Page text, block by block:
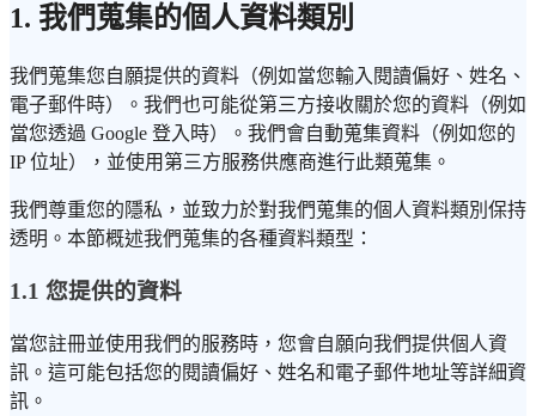
1. 我們蒐集的個人資料類別
我們蒐集您自願提供的資料（例如當您輸入閱讀偏好、姓名、
電子郵件時）。我們也可能從第三方接收關於您的資料（例如
當您透過 Google 登入時）。我們會自動蒐集資料（例如您的
IP 位址），並使用第三方服務供應商進行此類蒐集。
我們尊重您的隱私，並致力於對我們蒐集的個人資料類別保持
透明。本節概述我們蒐集的各種資料類型：
1.1 您提供的資料
當您註冊並使用我們的服務時，您會自願向我們提供個人資
訊。這可能包括您的閱讀偏好、姓名和電子郵件地址等詳細資
訊。